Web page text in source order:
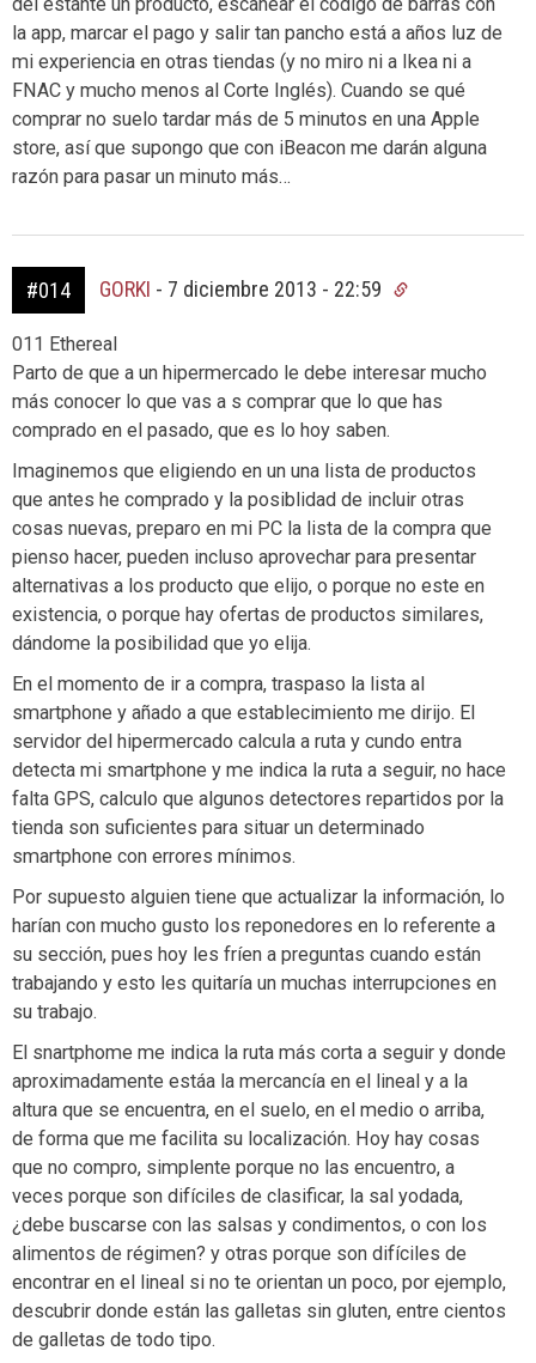
la app, marcar el pago y salir tan pancho está a años luz de
mi experiencia en otras tiendas (y no miro ni a Ikea ni a
FNAC y mucho menos al Corte Inglés). Cuando se qué
comprar no suelo tardar más de 5 minutos en una Apple
store, así que supongo que con iBeacon me darán alguna
razón para pasar un minuto más…
#014 GORKI - 7 diciembre 2013 - 22:59
011 Ethereal
Parto de que a un hipermercado le debe interesar mucho
más conocer lo que vas a s comprar que lo que has
comprado en el pasado, que es lo hoy saben.
Imaginemos que eligiendo en un una lista de productos
que antes he comprado y la posiblidad de incluir otras
cosas nuevas, preparo en mi PC la lista de la compra que
pienso hacer, pueden incluso aprovechar para presentar
alternativas a los producto que elijo, o porque no este en
existencia, o porque hay ofertas de productos similares,
dándome la posibilidad que yo elija.
En el momento de ir a compra, traspaso la lista al
smartphone y añado a que establecimiento me dirijo. El
servidor del hipermercado calcula a ruta y cundo entra
detecta mi smartphone y me indica la ruta a seguir, no hace
falta GPS, calculo que algunos detectores repartidos por la
tienda son suficientes para situar un determinado
smartphone con errores mínimos.
Por supuesto alguien tiene que actualizar la información, lo
harían con mucho gusto los reponedores en lo referente a
su sección, pues hoy les fríen a preguntas cuando están
trabajando y esto les quitaría un muchas interrupciones en
su trabajo.
El snartphome me indica la ruta más corta a seguir y donde
aproximadamente estáa la mercancía en el lineal y a la
altura que se encuentra, en el suelo, en el medio o arriba,
de forma que me facilita su localización. Hoy hay cosas
que no compro, simplente porque no las encuentro, a
veces porque son difíciles de clasificar, la sal yodada,
¿debe buscarse con las salsas y condimentos, o con los
alimentos de régimen? y otras porque son difíciles de
encontrar en el lineal si no te orientan un poco, por ejemplo,
descubrir donde están las galletas sin gluten, entre cientos
de galletas de todo tipo.